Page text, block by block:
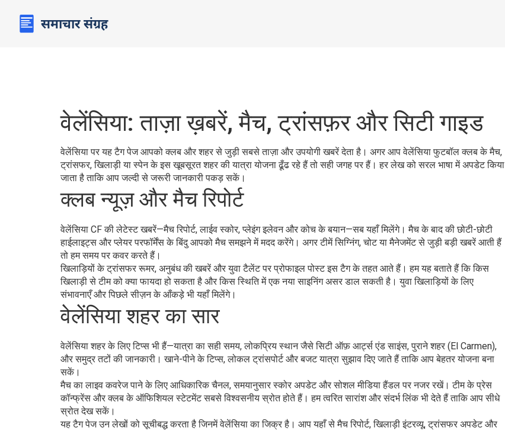
वेलेंसिया: ताज़ा ख़बरें, मैच, ट्रांसफ़र और सिटी गाइड
वेलेंसिया पर यह टैग पेज आपको क्लब और शहर से जुड़ी सबसे ताज़ा और उपयोगी खबरें देता है। अगर आप वेलेंसिया फुटबॉल क्लब के मैच,
ट्रांसफर, खिलाड़ी या स्पेन के इस खूबसूरत शहर की यात्रा योजना ढूँढ रहे हैं तो सही जगह पर हैं। हर लेख को सरल भाषा में अपडेट किया
जाता है ताकि आप जल्दी से जरूरी जानकारी पकड़ सकें।
क्लब न्यूज़ और मैच रिपोर्ट
वेलेंसिया CF की लेटेस्ट खबरें—मैच रिपोर्ट, लाईव स्कोर, प्लेइंग इलेवन और कोच के बयान—सब यहाँ मिलेंगे। मैच के बाद की छोटी-छोटी
हाईलाइट्स और प्लेयर परफॉर्मेंस के बिंदु आपको मैच समझने में मदद करेंगे। अगर टीमें सिग्निंग, चोट या मैनेजमेंट से जुड़ी बड़ी खबरें आती हैं
तो हम समय पर कवर करते हैं।
खिलाड़ियों के ट्रांसफर रूमर, अनुबंध की खबरें और युवा टैलेंट पर प्रोफाइल पोस्ट इस टैग के तहत आते हैं। हम यह बताते हैं कि किस
खिलाड़ी से टीम को क्या फायदा हो सकता है और किस स्थिति में एक नया साइनिंग असर डाल सकती है। युवा खिलाड़ियों के लिए
संभावनाएँ और पिछले सीज़न के आँकड़े भी यहाँ मिलेंगे।
वेलेंसिया शहर का सार
वेलेंसिया शहर के लिए टिप्स भी हैं—यात्रा का सही समय, लोकप्रिय स्थान जैसे सिटी ऑफ़ आर्ट्स एंड साइंस, पुराने शहर (El Carmen),
और समुद्र तटों की जानकारी। खाने-पीने के टिप्स, लोकल ट्रांसपोर्ट और बजट यात्रा सुझाव दिए जाते हैं ताकि आप बेहतर योजना बना
सकें।
मैच का लाइव कवरेज पाने के लिए आधिकारिक चैनल, समयानुसार स्कोर अपडेट और सोशल मीडिया हैंडल पर नजर रखें। टीम के प्रेस
कॉन्फ्रेंस और क्लब के ऑफिशियल स्टेटमेंट सबसे विश्वसनीय स्रोत होते हैं। हम त्वरित सारांश और संदर्भ लिंक भी देते हैं ताकि आप सीधे
स्रोत देख सकें।
यह टैग पेज उन लेखों को सूचीबद्ध करता है जिनमें वेलेंसिया का जिक्र है। आप यहाँ से मैच रिपोर्ट, खिलाड़ी इंटरव्यू, ट्रांसफर अपडेट और